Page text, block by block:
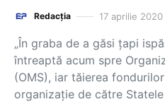
Redacția 17 aprilie 2020
„În graba de a găsi țapi
întreaptă acum spre
(OMS), iar tăierea
organizație de către